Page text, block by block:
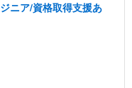
ニア/資格取得支援あ